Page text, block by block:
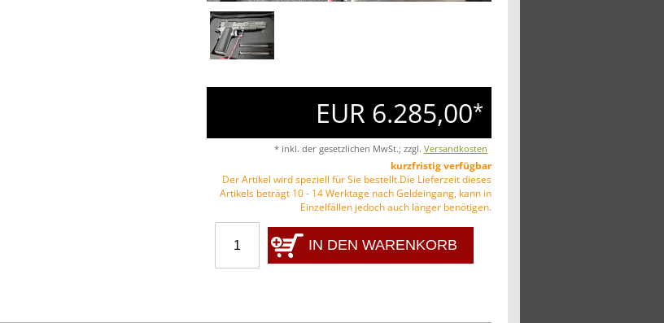
EUR 6.285,00*
* inkl. der gesetzlichen MwSt.; zzgl. Versandkosten
kurzfristig verfügbar
Der Artikel wird speziell für Sie bestellt.Die Lieferzeit dieses
Artikels beträgt 10 - 14 Werktage nach Geldeingang, kann in
Einzelfällen jedoch auch länger benötigen.
IN DEN WARENKORB